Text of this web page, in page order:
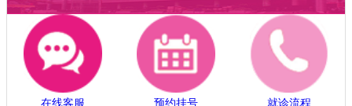
在线客服 预约挂号 就诊流程